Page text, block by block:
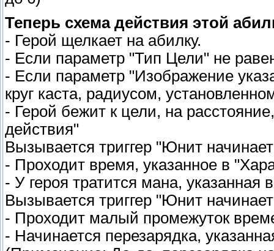
Теперь схема действия этой
- Герой щелкает на абилку.
- Если параметр "Тип Цели" не
- Если параметр "Изображение
круг каста, радиусом,
- Герой бежит к цели, на
действия"
Вызывается триггер "Юнит
- Проходит время, указанное в
- У героя тратится мана,
Вызывается триггер "Юнит
- Проходит малый промежуток
- Начинается перезарядка,